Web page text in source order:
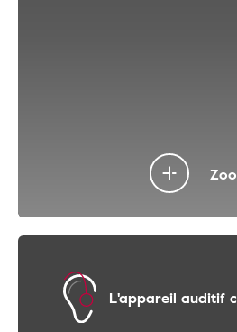
L'appareil auditif